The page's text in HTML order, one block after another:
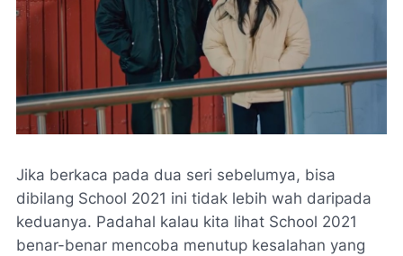
Jika berkaca pada dua seri sebelumya, bisa
dibilang School 2021 ini tidak lebih wah daripada
keduanya. Padahal kalau kita lihat School 2021
benar-benar mencoba menutup kesalahan yang